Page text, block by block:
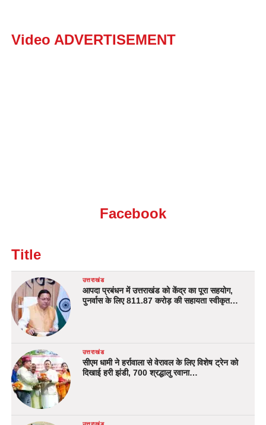
Video ADVERTISEMENT
Facebook
Title
उत्तराखंड
आपदा प्रबंधन में उत्तराखंड को केंद्र का पूरा सहयोग,
पुनर्वास के लिए 811.87 करोड़ की सहायता स्वीकृत…
उत्तराखंड
सीएम धामी ने हर्रावाला से वेरावल के लिए विशेष ट्रेन को
दिखाई हरी झंडी, 700 श्रद्धालु रवाना…